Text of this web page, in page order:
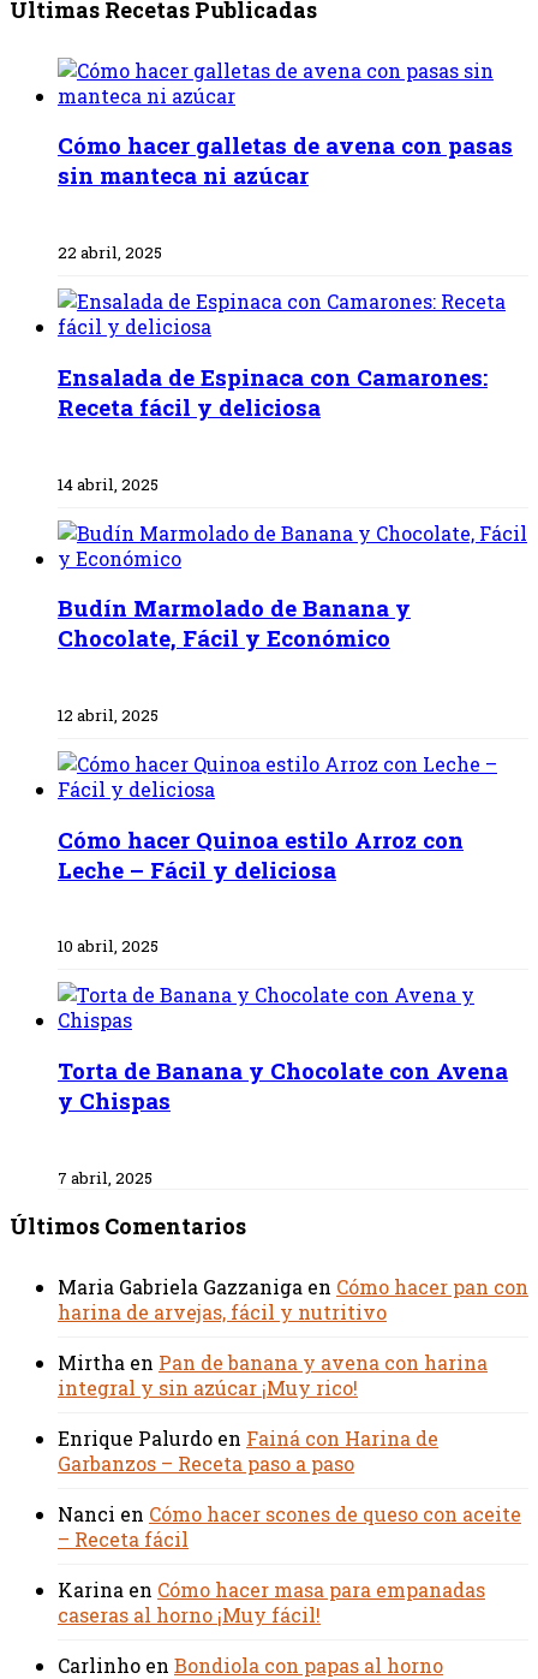
Últimas Recetas Publicadas
Cómo hacer galletas de avena con pasas
sin manteca ni azúcar
22 abril, 2025
Ensalada de Espinaca con Camarones:
Receta fácil y deliciosa
14 abril, 2025
Budín Marmolado de Banana y
Chocolate, Fácil y Económico
12 abril, 2025
Cómo hacer Quinoa estilo Arroz con
Leche – Fácil y deliciosa
10 abril, 2025
Torta de Banana y Chocolate con Avena
y Chispas
7 abril, 2025
Últimos Comentarios
Maria Gabriela Gazzaniga en Cómo hacer pan con
harina de arvejas, fácil y nutritivo
Mirtha en Pan de banana y avena con harina
integral y sin azúcar ¡Muy rico!
Enrique Palurdo en Fainá con Harina de
Garbanzos – Receta paso a paso
Nanci en Cómo hacer scones de queso con aceite
– Receta fácil
Karina en Cómo hacer masa para empanadas
caseras al horno ¡Muy fácil!
Carlinho en Bondiola con papas al horno